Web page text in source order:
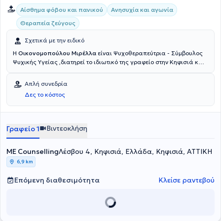
Αίσθημα φόβου και πανικού
Ανησυχία και αγωνία
Θεραπεία ζεύγους
Σχετικά με την ειδικό
Η Οικονομοπούλου Μιρέλλα είναι Ψυχοθεραπεύτρια - Σύμβουλος
Ψυχικής Υγείας ,διατηρεί το ιδιωτικό της γραφείο στην Κηφισιά και
Psychology and Psychotherapy). Έχει θητεύσει στην Α' Ψυχιατρική
Κλινική του Αιγινήτειου Νοσοκομείου ενώ στο ιδιωτικό της γραφείο
αναλαμβάνει πλήθος περιστατικών, έχοντας πάντα στο επίκεντρο
την καλύτερη δυνατή εξυπηρέτηση των εξατομικευμένων αναγκών
Απλή συνεδρία
Δες το κόστος
Γραφείο 1 Βιντεοκλήση
ME CounsellingΛέσβου 4, Κηφισιά, Ελλάδα, Κηφισιά, ΑΤΤΙΚΗ
6,9 km
Επόμενη διαθεσιμότητα Κλείσε ραντεβού